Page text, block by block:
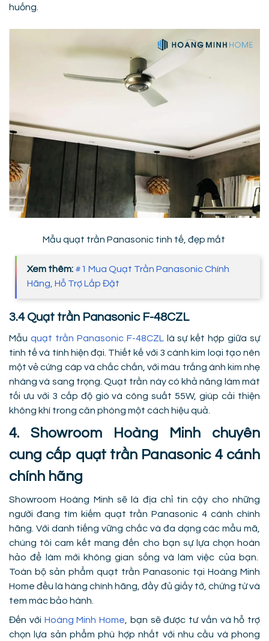
huống.
Mẫu quạt trần Panasonic tinh tế, đẹp mắt
Xem thêm: #1 Mua Quạt Trần Panasonic Chính
Hãng, Hỗ Trợ Lắp Đặt
3.4 Quạt trần Panasonic F-48CZL
Mẫu quạt trần Panasonic F-48CZLlà sự kết hợp giữa sự
tinh tế và tính hiện đại. Thiết kế với 3 cánh kim loại tạo nên
một vẻ cứng cáp và chắc chắn, với màu trắng ánh kim nhẹ
nhàng và sang trọng. Quạt trần này có khả năng làm mát
tối ưu với 3 cấp độ gió và công suất 55W, giúp cải thiện
không khí trong căn phòng một cách hiệu quả.
4. Showroom Hoàng Minh chuyên
cung cấp quạt trần Panasonic 4 cánh
chính hãng
Showroom Hoàng Minh sẽ là địa chỉ tin cậy cho những
người đang tìm kiếm quạt trần Panasonic 4 cánh chính
hãng. Với danh tiếng vững chắc và đa dạng các mẫu mã,
chúng tôi cam kết mang đến cho bạn sự lựa chọn hoàn
hảo để làm mới không gian sống và làm việc của bạn.
Toàn bộ sản phẩm quạt trần Panasonic tại Hoàng Minh
Home đều là hàng chính hãng, đầy đủ giấy tờ, chứng từ và
tem mác bảo hành.
Đến với Hoàng Minh Home , bạn sẽ được tư vấn và hỗ trợ
chọn lựa sản phẩm phù hợp nhất với nhu cầu và phong